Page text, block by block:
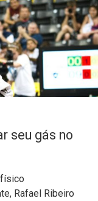
seu gás no
Rafael Ribeiro